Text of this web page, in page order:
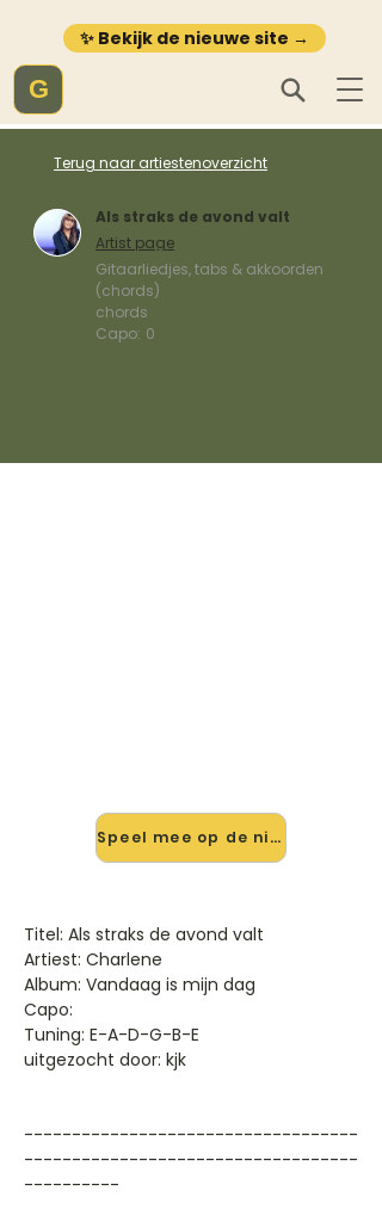
✨ Bekijk de nieuwe site →
G
Terug naar artiestenoverzicht
Als straks de avond valt
Artist page
Gitaarliedjes, tabs & akkoorden
(chords)
chords
Capo: 0
Speel mee op de nieuwe site →
Titel: Als straks de avond valt
Artiest: Charlene
Album: Vandaag is mijn dag
Capo:
Tuning: E-A-D-G-B-E
uitgezocht door: kjk
-----------------------------------
-----------------------------------
----------